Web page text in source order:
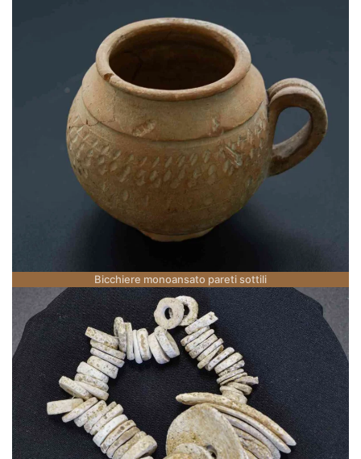
Bicchiere monoansato pareti sottili